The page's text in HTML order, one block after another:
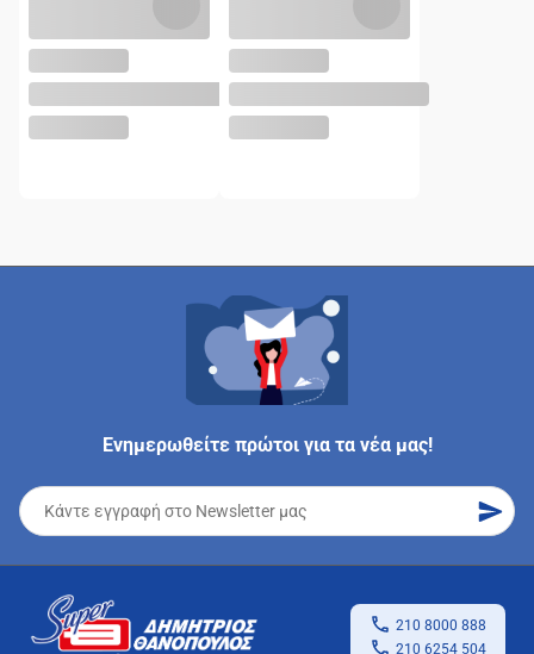
Ενημερωθείτε πρώτοι για τα νέα μας!
210 8000 888
210 6254 504